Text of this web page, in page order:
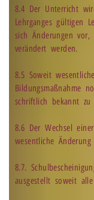
8.4 Der Unterricht
Lehrganges gültigen
sich Änderungen
verändert werden.
8.5 Soweit
Bildungsmaßnahme
schriftlich bekannt zu
8.6 Der Wechsel
wesentliche
8.7.
ausgestellt soweit